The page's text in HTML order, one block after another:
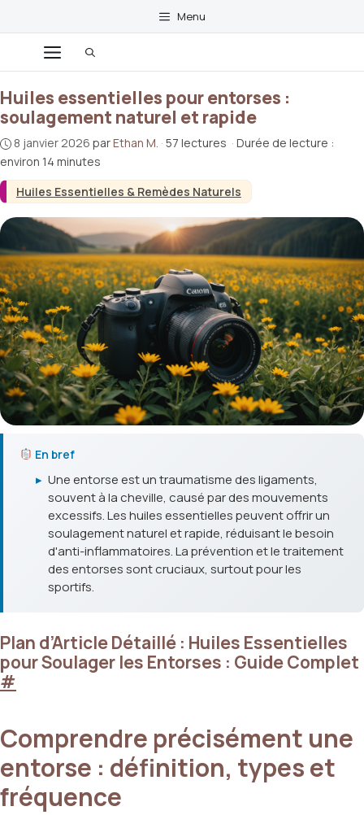
contenu
Menu
Menu
Huiles Essentielles & Remèdes Naturels
Huiles essentielles pour entorses :
soulagement naturel et rapide
8 janvier 2026 parEthan M. · 57 lectures · Durée de lecture :
environ 14 minutes
En bref
▸ Une entorse est un traumatisme des ligaments,
souvent à la cheville, causé par des mouvements
excessifs. Les huiles essentielles peuvent offrir un
soulagement naturel et rapide, réduisant le besoin
d'anti-inflammatoires. La prévention et le traitement
des entorses sont cruciaux, surtout pour les
sportifs.
Plan d’Article Détaillé : Huiles Essentielles
pour Soulager les Entorses : Guide Complet
#
Comprendre précisément une
entorse : définition, types et
fréquence